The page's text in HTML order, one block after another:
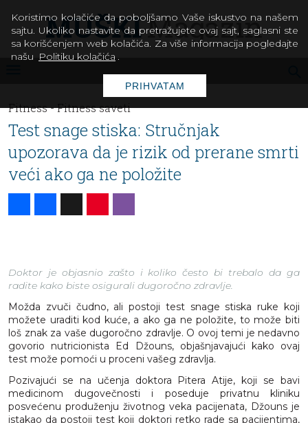
Fitness -Fitness saveti
Test snage stiska: Stručnjak
upozorava da je rizik od prerane smrti
veći ako ga ne položite
Doktor je objasnio zašto i koliko često bi trebalo da ga
radite kako biste osigurali dugoročno zdravlje.
Možda zvuči čudno, ali postoji test snage stiska ruke koji
možete uraditi kod kuće, a ako ga ne položite, to može biti
loš znak za vaše dugoročno zdravlje. O ovoj temi je nedavno
govorio nutricionista Ed Džouns, objašnjavajući kako ovaj
test može pomoći u proceni vašeg zdravlja.
Pozivajući se na učenja doktora Pitera Atije, koji se bavi
medicinom dugovečnosti i poseduje privatnu kliniku
posvećenu produženju životnog veka pacijenata, Džouns je
istakao da postoji test koji doktori retko rade sa pacijentima,
Koristimo kolačiće da poboljšamo Vaše iskustvo na našem
sajtu. Ukoliko nastavite da pretražujete ovaj sajt, saglasni ste
sa korišćenjem web kolačića. Za više informacija pogledajte
našu Politiku kolačića .
PRIHVATAM